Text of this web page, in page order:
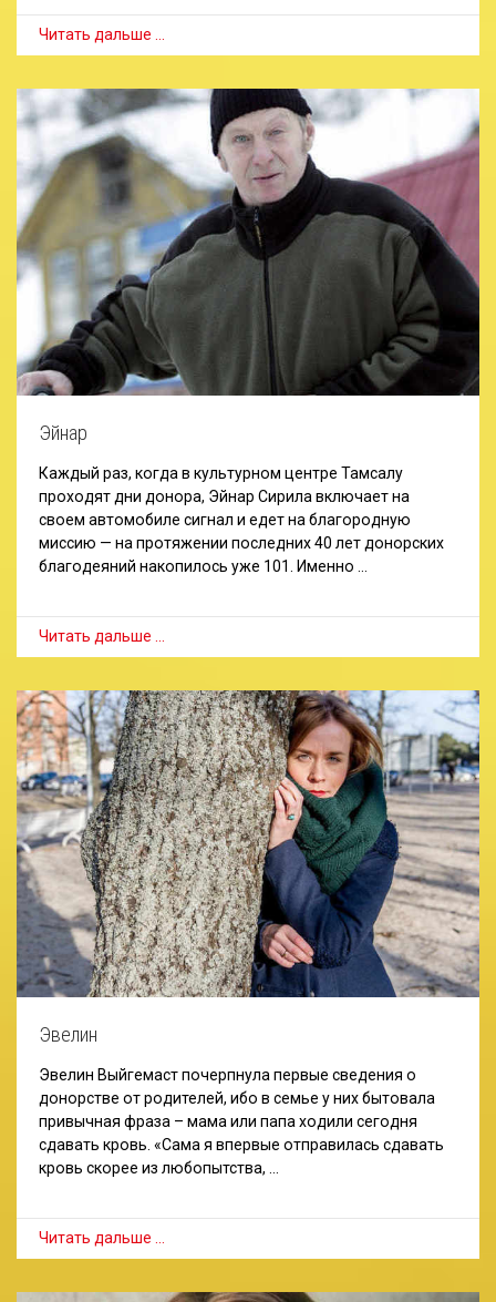
Читать дальше …
Эйнар
Каждый раз, когда в культурном центре Тамсалу
проходят дни донора, Эйнар Сирила включает на
своем автомобиле сигнал и едет на благородную
миссию — на протяжении последних 40 лет донорских
благодеяний накопилось уже 101. Именно …
Читать дальше …
Эвелин
Эвелин Выйгемаст почерпнула первые сведения о
донорстве от родителей, ибо в семье у них бытовала
привычная фраза – мама или папа ходили сегодня
сдавать кровь. «Сама я впервые отправилась сдавать
кровь скорее из любопытства, …
Читать дальше …